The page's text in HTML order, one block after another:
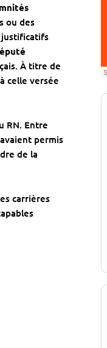
ou des
justificatifs
À titre de
celle versée
RN. Entre
permis
de la
carrières